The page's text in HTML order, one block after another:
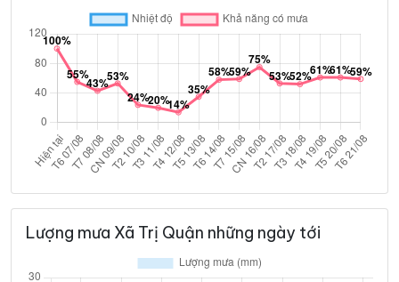
Lượng mưa Xã Trị Quận những ngày tới